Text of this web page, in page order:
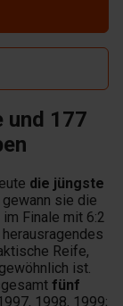
und 177
die jüngste
gewann sie die
im Finale mit 6:2
Reife,
ist.
fünf
1998, 1999;